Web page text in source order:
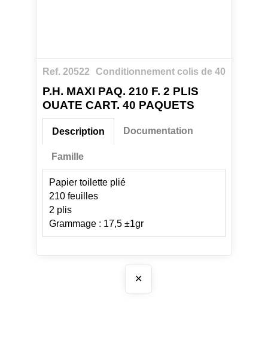
Ref. 20522 Conditionnement colis de 40
P.H. MAXI PAQ. 210 F. 2 PLIS
OUATE CART. 40 PAQUETS
Description
Papier toilette plié
210 feuilles
2 plis
Grammage : 17,5 ±1gr
Documentation
Famille
✕